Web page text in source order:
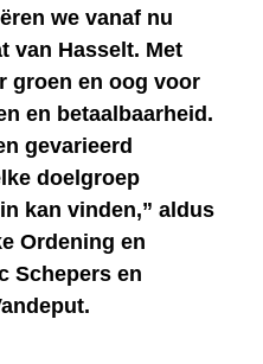
we vanaf nu
van Hasselt. Met
groen en oog voor
en betaalbaarheid.
gevarieerd
doelgroep
kan vinden,” aldus
Ordening en
Schepers en